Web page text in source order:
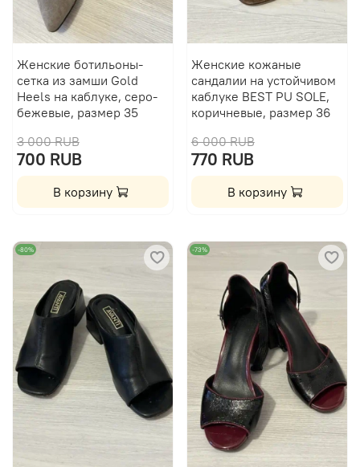
Женские ботильоны-
сетка из замши Gold
Heels на каблуке, серо-
бежевые, размер 35
3 000 RUB
700 RUB
В корзину
Женские кожаные
сандалии на устойчивом
каблуке BEST PU SOLE,
коричневые, размер 36
6 000 RUB
770 RUB
В корзину
-80% -73%